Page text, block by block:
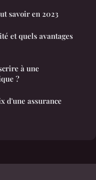
savoir en 2023
et quels avantages
à une
?
d'une assurance